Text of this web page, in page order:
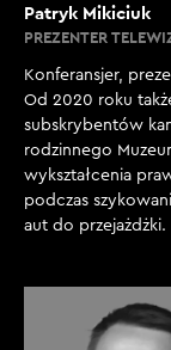
Patryk Mikiciuk
PREZENTER
Konferansjer,
Od 2020 roku
subskrybentów
rodzinnego
wykształcenia
podczas
aut do przejażdżki.